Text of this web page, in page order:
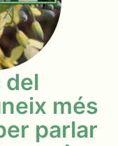
del
més
parlar